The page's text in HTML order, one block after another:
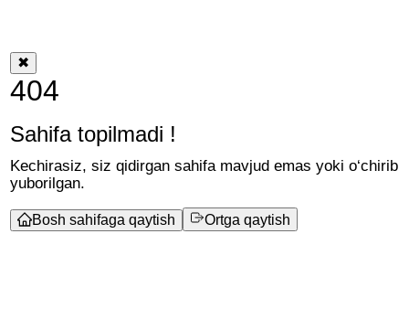
✖
404
Sahifa topilmadi !
Kechirasiz, siz qidirgan sahifa mavjud emas yoki o‘chirib
yuborilgan.
Bosh sahifaga qaytish Ortga qaytish